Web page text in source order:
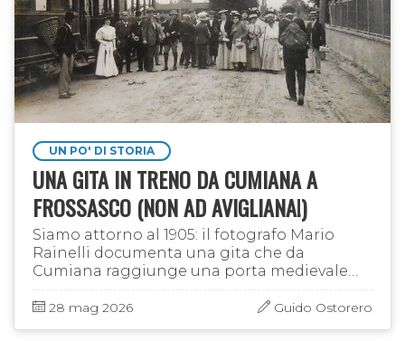
UN PO' DI STORIA
UNA GITA IN TRENO DA CUMIANA A
FROSSASCO (NON AD AVIGLIANA!)
Siamo attorno al 1905: il fotografo Mario
Rainelli documenta una gita che da
Cumiana raggiunge una porta medievale
che viene attribuita ad Avigliana, ma che in
realtà si trova a Frossasco. Resta il …
28 mag 2026 Guido Ostorero